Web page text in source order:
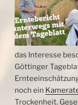
das Interesse
Göttinger
noch ein
Trockenheit.